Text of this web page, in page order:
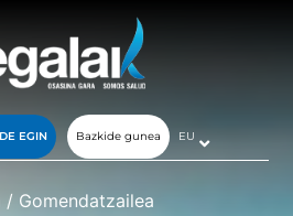
EGIN Bazkide gunea EU
/ Gomendatzailea